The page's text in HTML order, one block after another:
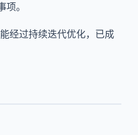
。
经过持续迭代优化，已成